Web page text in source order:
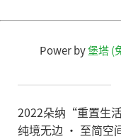
Power by堡塔 (
2022朵纳“重置生
纯境无边 · 至简空